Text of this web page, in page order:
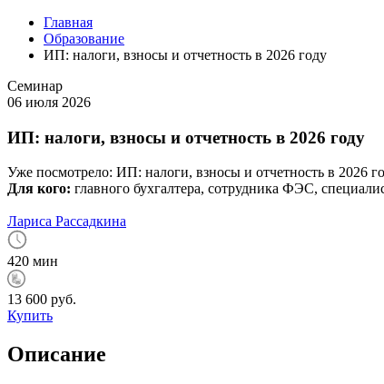
Главная
Образование
ИП: налоги, взносы и отчетность в 2026 году
Семинар
06 июля 2026
ИП: налоги, взносы и отчетность в 2026 году
Уже посмотрело: ИП: налоги, взносы и отчетность в 2026
Для кого: главного бухгалтера, сотрудника ФЭС,
Лариса Рассадкина
420 мин
13 600 руб.
Купить
Описание